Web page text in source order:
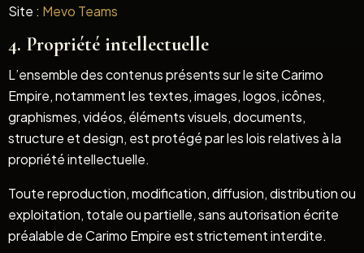
Site : Mevo Teams
4. Propriété intellectuelle
L’ensemble des contenus présents sur le site Carimo
Empire, notamment les textes, images, logos, icônes,
graphismes, vidéos, éléments visuels, documents,
structure et design, est protégé par les lois relatives à la
propriété intellectuelle.
Toute reproduction, modification, diffusion, distribution ou
exploitation, totale ou partielle, sans autorisation écrite
préalable de Carimo Empire est strictement interdite.